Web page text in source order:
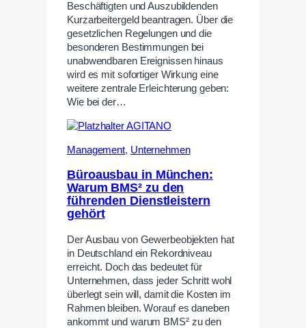
Beschäftigten und Auszubildenden
Kurzarbeitergeld beantragen. Über die
gesetzlichen Regelungen und die
besonderen Bestimmungen bei
unabwendbaren Ereignissen hinaus
wird es mit sofortiger Wirkung eine
weitere zentrale Erleichterung geben:
Wie bei der…
Management, Unternehmen
Büroausbau in München:
Warum BMS² zu den
führenden Dienstleistern
gehört
Der Ausbau von Gewerbeobjekten hat
in Deutschland ein Rekordniveau
erreicht. Doch das bedeutet für
Unternehmen, dass jeder Schritt wohl
überlegt sein will, damit die Kosten im
Rahmen bleiben. Worauf es daneben
ankommt und warum BMS² zu den